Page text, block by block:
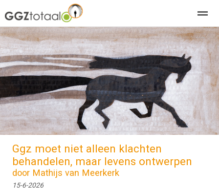
over GGZTotaal abonneren agenda adverteren E-
Home Nieuws Zoeken Pagina's
Ggz moet niet alleen klachten
behandelen, maar levens ontwerpen
door Mathijs van Meerkerk
15-6-2026